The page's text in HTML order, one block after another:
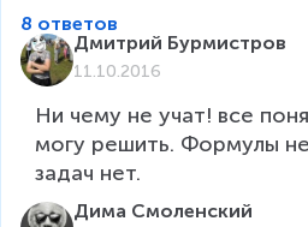
8 ответов
Дмитрий Бурмистров
11.10.2016
Ни чему не учат! все
могу решить. Формулы
задач нет.
Дима Смоленский